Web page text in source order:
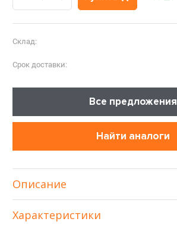
Склад:
Срок доставки:
Все предложения
Найти аналоги
Описание
Характеристики